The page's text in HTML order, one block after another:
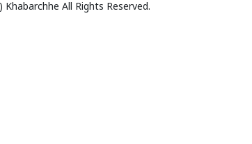
Khabarchhe All Rights Reserved.